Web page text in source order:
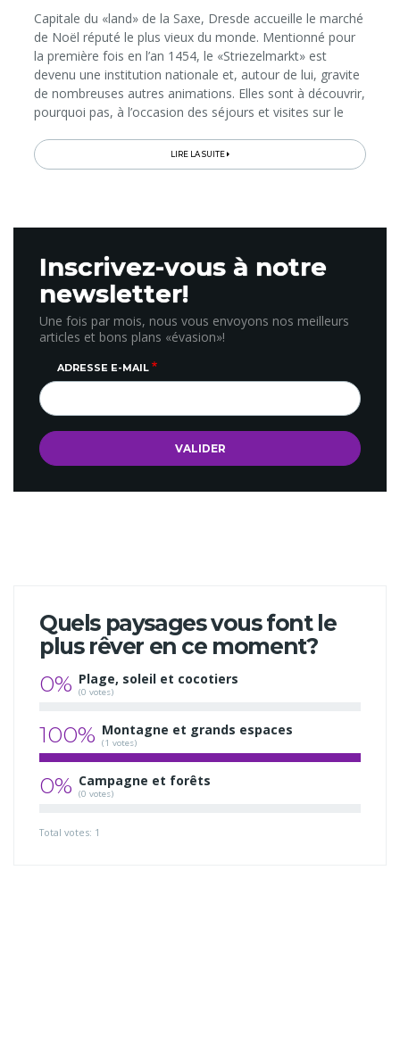
Capitale du «land» de la Saxe, Dresde accueille le marché
de Noël réputé le plus vieux du monde. Mentionné pour
la première fois en l’an 1454, le «Striezelmarkt» est
devenu une institution nationale et, autour de lui, gravite
de nombreuses autres animations. Elles sont à découvrir,
pourquoi pas, à l’occasion des séjours et visites sur le
LIRE LA SUITE
Inscrivez-vous à notre
newsletter!
Une fois par mois, nous vous envoyons nos meilleurs
articles et bons plans «évasion»!
ADRESSE E-MAIL
Quels paysages vous font le
plus rêver en ce moment?
0% Plage, soleil et cocotiers
(0 votes)
100% Montagne et grands espaces
(1 votes)
0% Campagne et forêts
(0 votes)
Total votes: 1